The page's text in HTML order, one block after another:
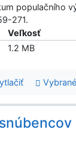
populačního
271.
Veľkosť
1.2 MB